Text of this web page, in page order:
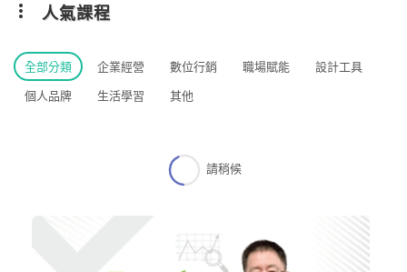
人氣課程
全部分類 企業經營 數位行銷 職場賦能
設計工具
個人品牌
生活學習 其他
請稍候